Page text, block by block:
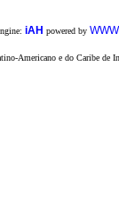
iAH powered by
Americano e do Caribe de